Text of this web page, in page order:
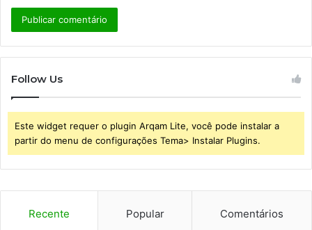
Follow Us
Este widget requer o plugin Arqam Lite, você pode instalar a
partir do menu de configurações Tema> Instalar Plugins.
Recente Popular Comentários